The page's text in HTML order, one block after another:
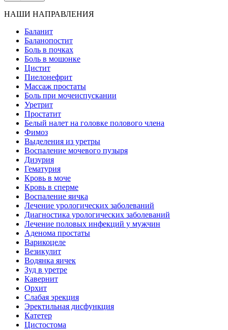
НАШИ НАПРАВЛЕНИЯ
Баланит
Баланопостит
Боль в почках
Боль в мошонке
Цистит
Пиелонефрит
Массаж простаты
Боль при мочеиспускании
Уретрит
Простатит
Белый налет на головке полового члена
Фимоз
Выделения из уретры
Воспаление мочевого пузыря
Дизурия
Гематурия
Кровь в моче
Кровь в сперме
Воспаление яичка
Лечение урологических заболеваний
Диагностика урологических заболеваний
Лечение половых инфекций у мужчин
Аденома простаты
Варикоцеле
Везикулит
Водянка яичек
Зуд в уретре
Кавернит
Орхит
Слабая эрекция
Эректильная дисфункция
Катетер
Цистостома